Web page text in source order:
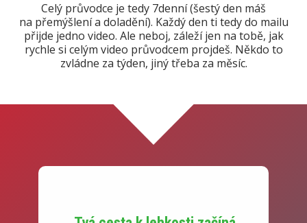
Celý průvodce je tedy 7denní (šestý den máš
na přemýšlení a doladění). Každý den ti tedy do mailu
přijde jedno video. Ale neboj, záleží jen na tobě, jak
rychle si celým video průvodcem projdeš. Někdo to
zvládne za týden, jiný třeba za měsíc.